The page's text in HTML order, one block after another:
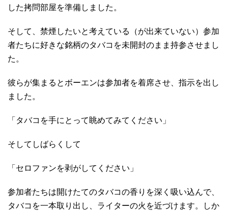
した拷問部屋を準備しました。
そして、禁煙したいと考えている（が出来ていない）参加
者たちに好きな銘柄のタバコを未開封のまま持参させまし
た。
彼らが集まるとボーエンは参加者を着席させ、指示を出し
ました。
「タバコを手にとって眺めてみてください」
そしてしばらくして
「セロファンを剥がしてください」
参加者たちは開けたてのタバコの香りを深く吸い込んで、
タバコを一本取り出し、ライターの火を近づけます。しか